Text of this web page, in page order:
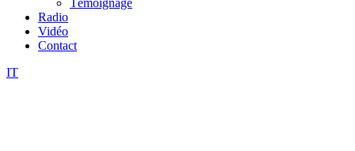
Radio
Vidéo
Contact
IT